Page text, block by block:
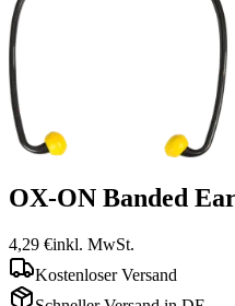
OX-ON Banded
4,29 €inkl. MwSt.
Kostenloser Versand